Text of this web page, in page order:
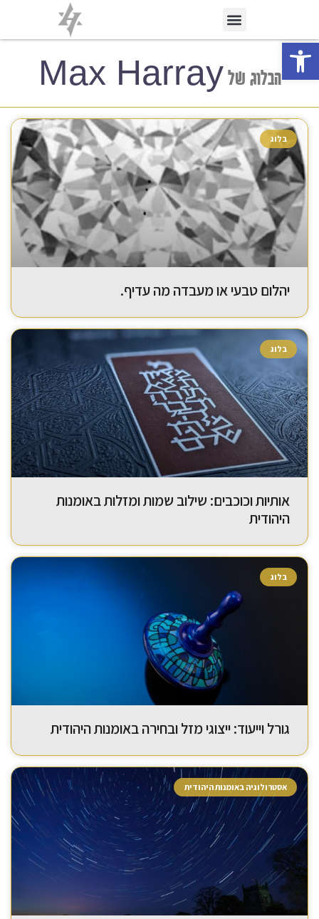
פתח סרגל נגישות
הבלוג שלMax Harray
בלוג
יהלום טבעי או מעבדה מה עדיף.
בלוג
אותיות וכוכבים: שילוב שמות ומזלות באומנות
היהודית
בלוג
גורל וייעוד: ייצוגי מזל ובחירה באומנות היהודית
אסטרולוגיה באומנות היהודית